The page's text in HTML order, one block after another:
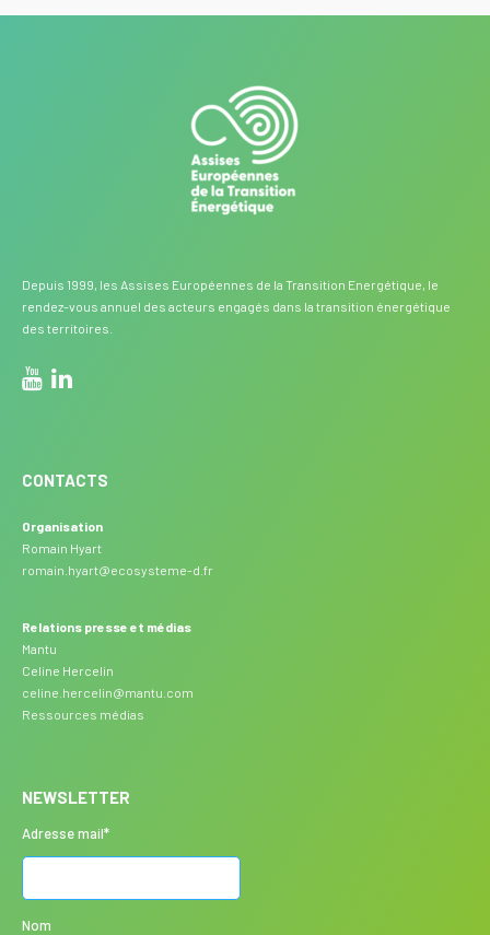
Depuis 1999, les Assises Européennes de la Transition Energétique, le
rendez-vous annuel des acteurs engagés dans la transition énergétique
des territoires.
CONTACTS
Organisation
Romain Hyart
romain.hyart@ecosysteme-d.fr
Relations presse et médias
Mantu
Celine Hercelin
celine.hercelin@mantu.com
Ressources médias
NEWSLETTER
Adresse mail*
Nom